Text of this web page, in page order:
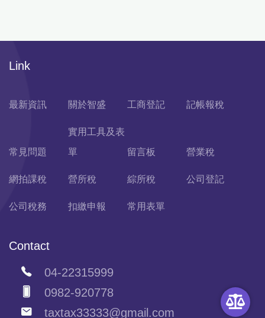
Link
最新資訊 關於智盛 工商登記 記帳報稅
常見問題
實用工具及表
單
留言板 營業稅
網拍課稅 營所稅 綜所稅 公司登記
公司稅務 扣繳申報 常用表單
Contact
04-22315999
0982-920778
taxtax33333@gmail.com